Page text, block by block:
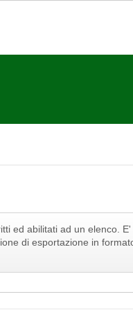
ed abilitati ad un elenco.
di esportazione in